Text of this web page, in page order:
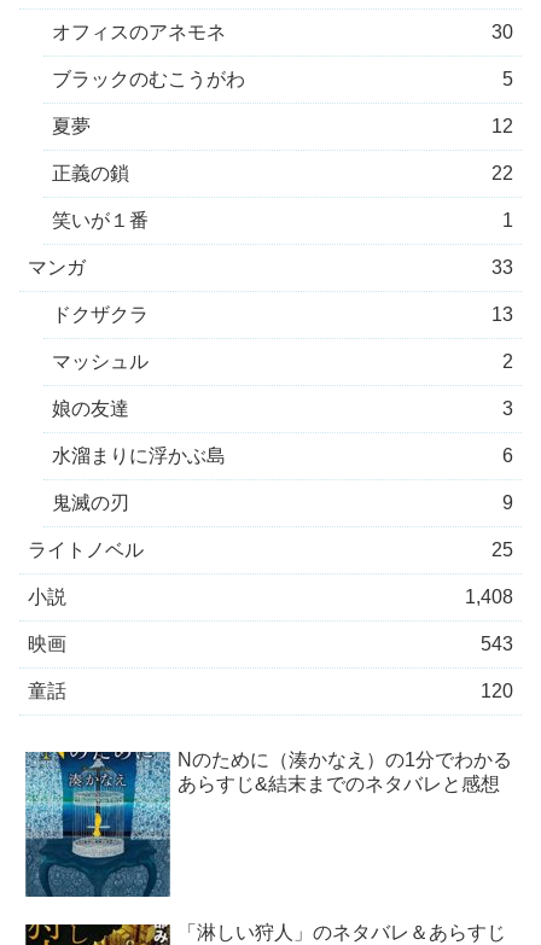
オフィスのアネモネ 30
ブラックのむこうがわ 5
夏夢 12
正義の鎖 22
笑いが１番 1
マンガ 33
ドクザクラ 13
マッシュル 2
娘の友達 3
水溜まりに浮かぶ島 6
鬼滅の刃 9
ライトノベル 25
小説 1,408
映画 543
童話 120
Nのために（湊かなえ）の1分でわかる
あらすじ&結末までのネタバレと感想
「淋しい狩人」のネタバレ＆あらすじ